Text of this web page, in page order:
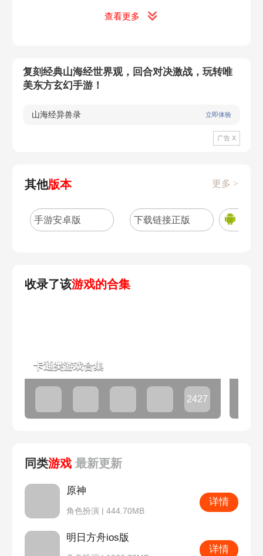
-伪人需要伪装潜伏，袭击员工、破坏设
-中立成员需要达成各自独特的胜利目
标，其行动独立，无需考虑其他人员。
-员工胜利：完成全部任务，或投票淘汰
功阻止紧急任务完成。
-中立胜利：完成各自专属的胜利目标即
可获胜。
【场次说明】
-员工从警长、诱饵、管道工、预言家、
专属目标。
-12人场有7名员工、3名伪人、2名中立。
-伪人从变色龙、间谍、咒术师、双面人
中随机分配，可袭击与破坏。
-中立从小丑、幸存者、大胃王中随机分
配，各有专属目标。
2.魔盒S7开启！艾伦时装「黎明猎手」登
查看更多
复刻经典山海经世界观，回合对决激战，玩转唯
美东方玄幻手游！
山海经异兽录 立即体验
广告 X
其他版本 更多 >
手游安卓版 下载链接正版
收录了该游戏的合集
卡通类游戏合集
2427
同类游戏 最新更新
原神
角色扮演 | 444.70MB
详情
明日方舟ios版
详情